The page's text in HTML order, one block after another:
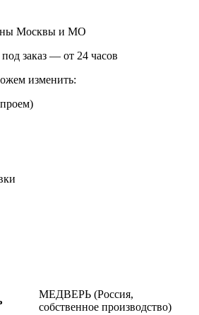
Москвы и МО
под заказ — от 24 часов
изменить:
МЕДВЕРЬ (Россия,
собственное производство)